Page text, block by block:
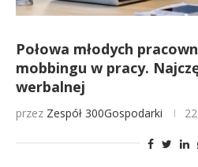
Połowa młodych
mobbingu w pracy.
werbalnej
przez Zespół 300Gospodarki